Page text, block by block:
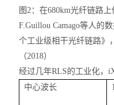
图2：在680km光纤链路
F.Guillou Camago等人的
个工业级相干光纤链路》
（2018）
经过几年RLS的工业化，
中心波长